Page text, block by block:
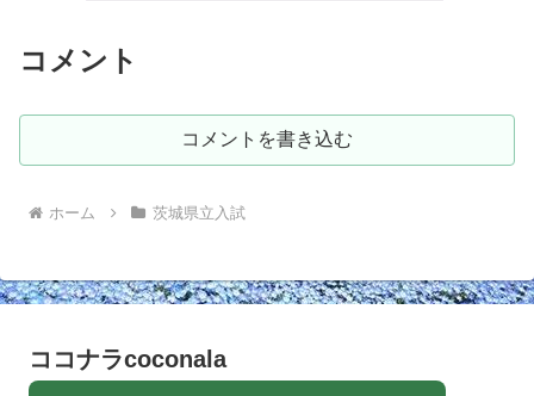
コメント
コメントを書き込む
ホーム 茨城県立入試
ココナラcoconala